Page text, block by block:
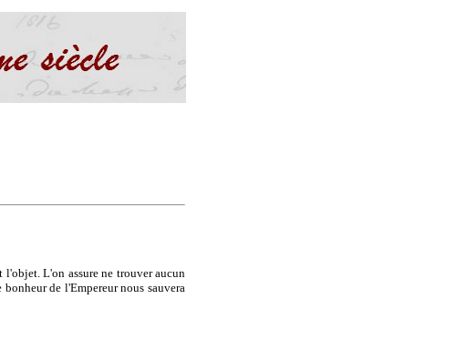
L'on assure ne trouver aucun
de l'Empereur nous sauvera